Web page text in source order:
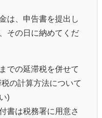
は、申告書を提出し
その日に納めてくだ
での延滞税を併せて
の計算方法について
)
書は税務署に用意さ